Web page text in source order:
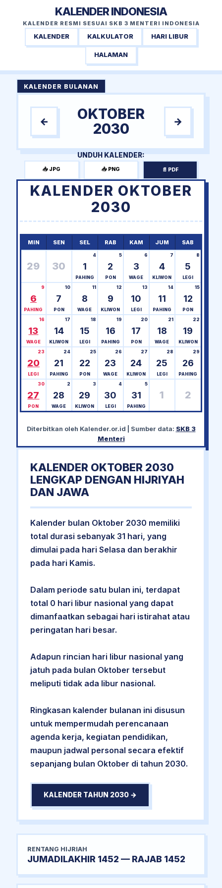
KALENDER INDONESIA
KALENDER RESMI SESUAI SKB 3 MENTERI INDONESIA
KALENDER KALKULATOR HARI LIBUR
HALAMAN
KALENDER BULANAN
←
OKTOBER
2030
→
UNDUH KALENDER:
📥 JPG 📥 PNG 📄 PDF
KALENDER OKTOBER
2030
MIN SEN SEL RAB KAM JUM SAB
29 30 1
4
PAHING
2
5
PON
3
6
WAGE
4
7
KLIWON
5
8
LEGI
6
9
PAHING
7
10
PON
8
11
WAGE
9
12
KLIWON
10
13
LEGI
11
14
PAHING
12
15
PON
13
16
WAGE
14
17
KLIWON
15
18
LEGI
16
19
PAHING
17
20
PON
18
21
WAGE
19
22
KLIWON
20
23
LEGI
21
24
PAHING
22
25
PON
23
26
WAGE
24
27
KLIWON
25
28
LEGI
26
29
PAHING
27
30
PON
28
2
WAGE
29
3
KLIWON
30
4
LEGI
31
5
PAHING
1 2
Diterbitkan oleh Kalender.or.id | Sumber data: SKB 3
Menteri
KALENDER OKTOBER 2030
LENGKAP DENGAN HIJRIYAH
DAN JAWA
Kalender bulan Oktober 2030 memiliki
total durasi sebanyak 31 hari, yang
dimulai pada hari Selasa dan berakhir
pada hari Kamis.
Dalam periode satu bulan ini, terdapat
total 0 hari libur nasional yang dapat
dimanfaatkan sebagai hari istirahat atau
peringatan hari besar.
Adapun rincian hari libur nasional yang
jatuh pada bulan Oktober tersebut
meliputi tidak ada libur nasional.
Ringkasan kalender bulanan ini disusun
untuk mempermudah perencanaan
agenda kerja, kegiatan pendidikan,
maupun jadwal personal secara efektif
sepanjang bulan Oktober di tahun 2030.
KALENDER TAHUN 2030 →
RENTANG HIJRIAH
JUMADILAKHIR 1452 — RAJAB 1452